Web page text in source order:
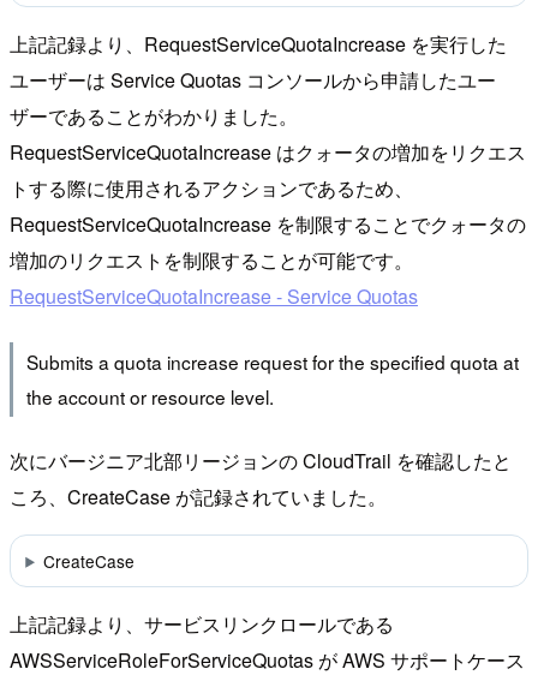
上記記録より、RequestServiceQuotaIncrease を実行した
ユーザーは Service Quotas コンソールから申請したユー
ザーであることがわかりました。
RequestServiceQuotaIncrease はクォータの増加をリクエス
トする際に使用されるアクションであるため、
RequestServiceQuotaIncrease を制限することでクォータの
増加のリクエストを制限することが可能です。
RequestServiceQuotaIncrease - Service Quotas
Submits a quota increase request for the specified quota at
the account or resource level.
次にバージニア北部リージョンの CloudTrail を確認したと
ころ、CreateCase が記録されていました。
CreateCase
上記記録より、サービスリンクロールである
AWSServiceRoleForServiceQuotas が AWS サポートケース